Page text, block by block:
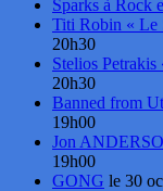
Sparks à Rock
Titi Robin « Le
20h30
Stelios
20h30
Banned from
19h00
Jon
19h00
GONG le 30